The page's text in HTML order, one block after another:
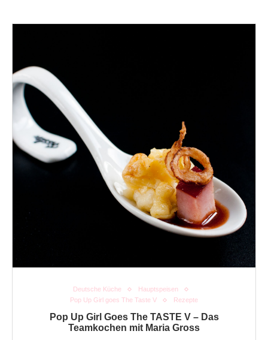
Deutsche Küche
Hauptspeisen
Pop Up Girl goes The Taste V
Rezepte
Pop Up Girl Goes The TASTE V – Das
Teamkochen mit Maria Gross